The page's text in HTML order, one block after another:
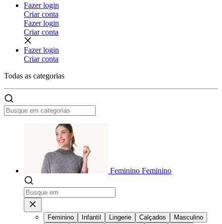
Fazer login
Criar conta
Fazer login
Criar conta
Fazer login
Criar conta
Todas as categorias
Feminino Feminino
Feminino Infantil Lingerie Calçados
Masculino